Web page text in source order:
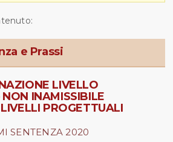
e Prassi
LIVELLO
INAMISSIBILE
PROGETTUALI
SENTENZA 2020